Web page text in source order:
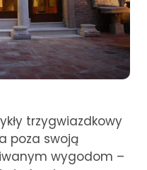
trzygwiazdkowy
poza swoją
wygodom –